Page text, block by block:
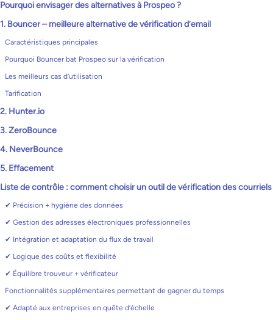
Pourquoi envisager des alternatives à Prospeo ?
1. Bouncer – meilleure alternative de vérification d’email
Caractéristiques principales
Pourquoi Bouncer bat Prospeo sur la vérification
Les meilleurs cas d’utilisation
Tarification
2. Hunter.io
3. ZeroBounce
4. NeverBounce
5. Effacement
Liste de contrôle : comment choisir un outil de vérification des courriels
✔ Précision + hygiène des données
✔ Gestion des adresses électroniques professionnelles
✔ Intégration et adaptation du flux de travail
✔ Logique des coûts et flexibilité
✔ Équilibre trouveur + vérificateur
Fonctionnalités supplémentaires permettant de gagner du temps
✔ Adapté aux entreprises en quête d’échelle